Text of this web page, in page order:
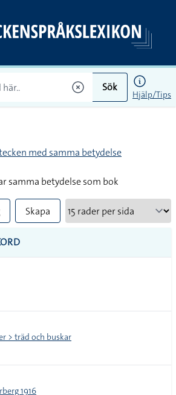
Sök
Hjälp/Tips
med samma betydelse
samma betydelse som bok
Skapa
> träd och buskar
1916